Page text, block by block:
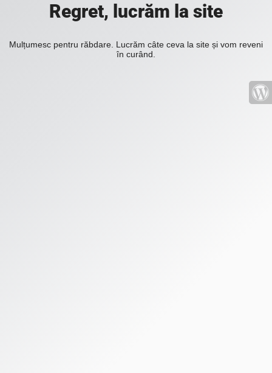
Regret, lucrăm la site
Mulțumesc pentru răbdare. Lucrăm câte ceva la site și vom reveni
în curând.